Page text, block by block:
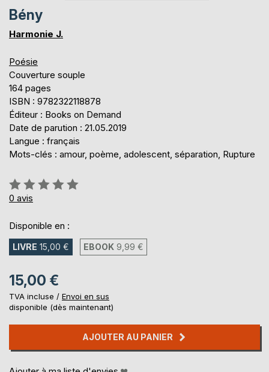
Bény
Harmonie J.
Poésie
Couverture souple
164 pages
ISBN : 9782322118878
Éditeur : Books on Demand
Date de parution : 21.05.2019
Langue : français
Mots-clés : amour, poème, adolescent, séparation, Rupture
Évaluation:
0%
0 avis
Disponible en :
LIVRE 15,00 € EBOOK 9,99 €
15,00 €
TVA incluse / Envoi en sus
disponible (dès maintenant)
AJOUTER AU PANIER